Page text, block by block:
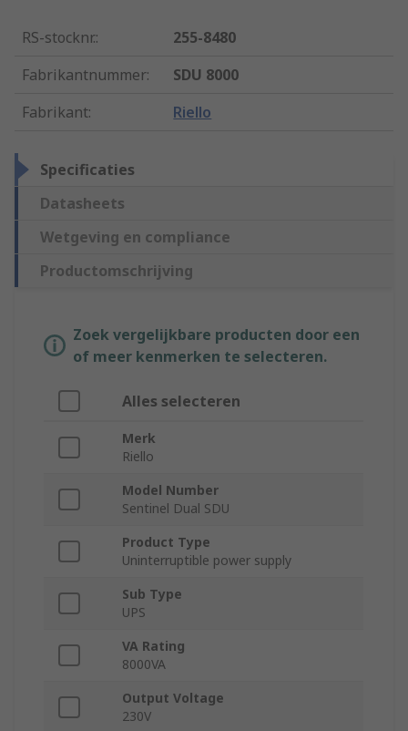
RS-stocknr.:
255-8480
Fabrikantnummer:
SDU 8000
Fabrikant: Riello
Specificaties
Datasheets
Wetgeving en compliance
Productomschrijving
Zoek vergelijkbare producten door een
of meer kenmerken te selecteren.
Alles selecteren
Merk
Riello
Model Number
Sentinel Dual SDU
Product Type
Uninterruptible power supply
Sub Type
UPS
VA Rating
8000VA
Output Voltage
230V